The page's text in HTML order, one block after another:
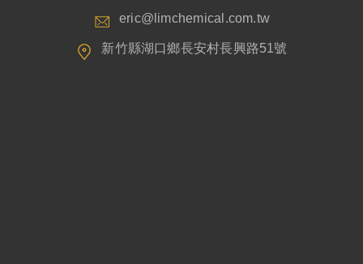
eric@limchemical.com.tw
新竹縣湖口鄉長安村長興路51號